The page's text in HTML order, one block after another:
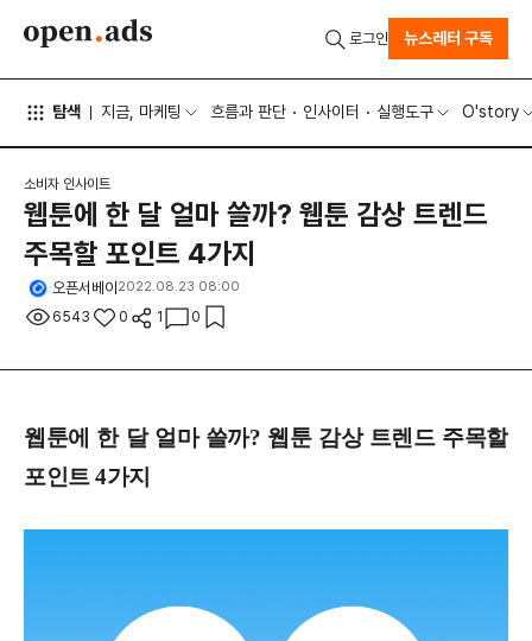
탐색 지금, 마케팅 흐름과 판단 인사이터 실행도구 O'story
로그인 뉴스레터 구독
소비자 인사이트
웹툰에 한 달 얼마 쓸까? 웹툰 감상 트렌드
주목할 포인트 4가지
오픈서베이 2022.08.23 08:00
6543 0 1 0
웹툰에 한 달 얼마 쓸까? 웹툰 감상 트렌드 주목할
포인트 4가지